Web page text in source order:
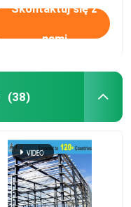
Skontaktuj się z
nami
(38)